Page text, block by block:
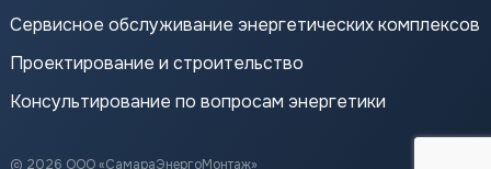
Сервисное обслуживание энергетических комплексов
Проектирование и строительство
Консультирование по вопросам энергетики
© 2026 ООО «СамараЭнергоМонтаж»